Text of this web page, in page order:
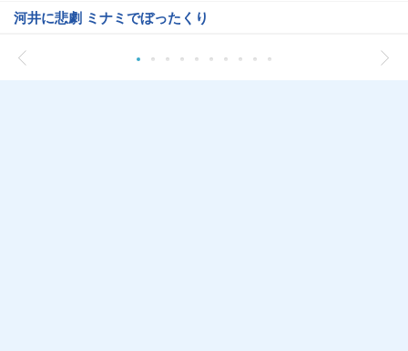
河井に悲劇 ミナミでぼったくり